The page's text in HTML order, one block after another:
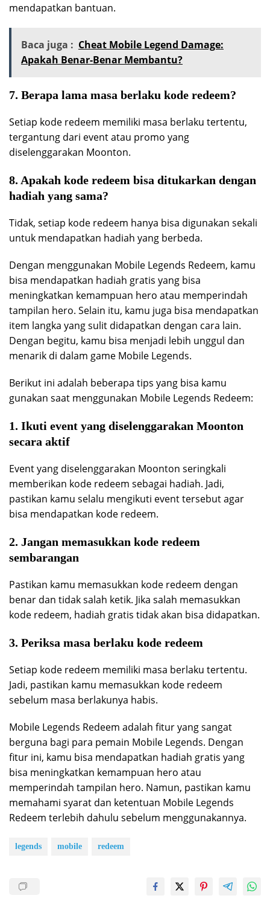
mendapatkan bantuan.
Baca juga : Cheat Mobile Legend Damage:
Apakah Benar-Benar Membantu?
7. Berapa lama masa berlaku kode redeem?
Setiap kode redeem memiliki masa berlaku tertentu,
tergantung dari event atau promo yang
diselenggarakan Moonton.
8. Apakah kode redeem bisa ditukarkan dengan
hadiah yang sama?
Tidak, setiap kode redeem hanya bisa digunakan sekali
untuk mendapatkan hadiah yang berbeda.
Dengan menggunakan Mobile Legends Redeem, kamu
bisa mendapatkan hadiah gratis yang bisa
meningkatkan kemampuan hero atau memperindah
tampilan hero. Selain itu, kamu juga bisa mendapatkan
item langka yang sulit didapatkan dengan cara lain.
Dengan begitu, kamu bisa menjadi lebih unggul dan
menarik di dalam game Mobile Legends.
Berikut ini adalah beberapa tips yang bisa kamu
gunakan saat menggunakan Mobile Legends Redeem:
1. Ikuti event yang diselenggarakan Moonton
secara aktif
Event yang diselenggarakan Moonton seringkali
memberikan kode redeem sebagai hadiah. Jadi,
pastikan kamu selalu mengikuti event tersebut agar
bisa mendapatkan kode redeem.
2. Jangan memasukkan kode redeem
sembarangan
Pastikan kamu memasukkan kode redeem dengan
benar dan tidak salah ketik. Jika salah memasukkan
kode redeem, hadiah gratis tidak akan bisa didapatkan.
3. Periksa masa berlaku kode redeem
Setiap kode redeem memiliki masa berlaku tertentu.
Jadi, pastikan kamu memasukkan kode redeem
sebelum masa berlakunya habis.
Mobile Legends Redeem adalah fitur yang sangat
berguna bagi para pemain Mobile Legends. Dengan
fitur ini, kamu bisa mendapatkan hadiah gratis yang
bisa meningkatkan kemampuan hero atau
memperindah tampilan hero. Namun, pastikan kamu
memahami syarat dan ketentuan Mobile Legends
Redeem terlebih dahulu sebelum menggunakannya.
legends mobile redeem